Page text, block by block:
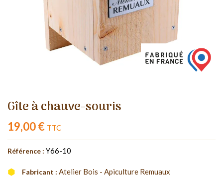
Gîte à chauve-souris
19,00 € TTC
Référence : Y66-10
Fabricant : Atelier Bois - Apiculture Remuaux